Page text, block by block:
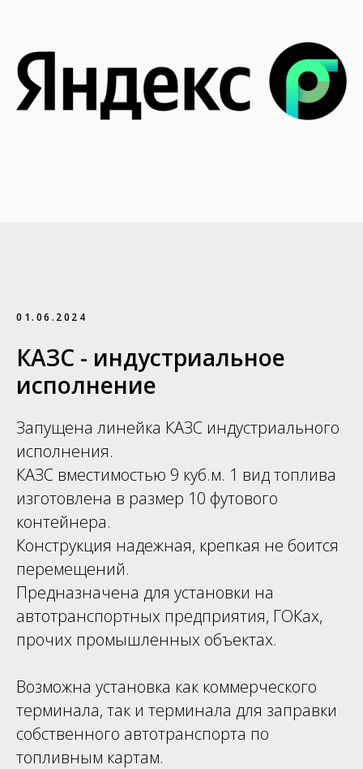
01.06.2024
КАЗС - индустриальное
исполнение
Запущена линейка КАЗС индустриального
исполнения.
КАЗС вместимостью 9 куб.м. 1 вид топлива
изготовлена в размер 10 футового
контейнера.
Конструкция надежная, крепкая не боится
перемещений.
Предназначена для установки на
автотранспортных предприятия, ГОКах,
прочих промышленных объектах.
Возможна установка как коммерческого
терминала, так и терминала для заправки
собственного автотранспорта по
топливным картам.